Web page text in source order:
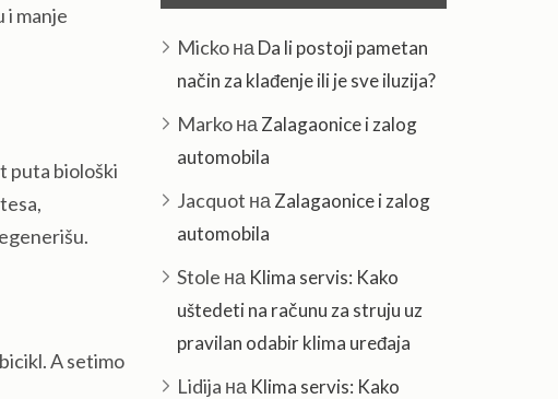
i manje
puta biološki
A setimo
Mickoна Da li postoji pametan
način za klađenje ili je sve iluzija?
Markoна Zalagaonice i zalog
automobila
Jacquot на Zalagaonice i zalog
automobila
Stole на Klima servis: Kako
uštedeti na računu za struju uz
pravilan odabir klima uređaja
Lidija на Klima servis: Kako